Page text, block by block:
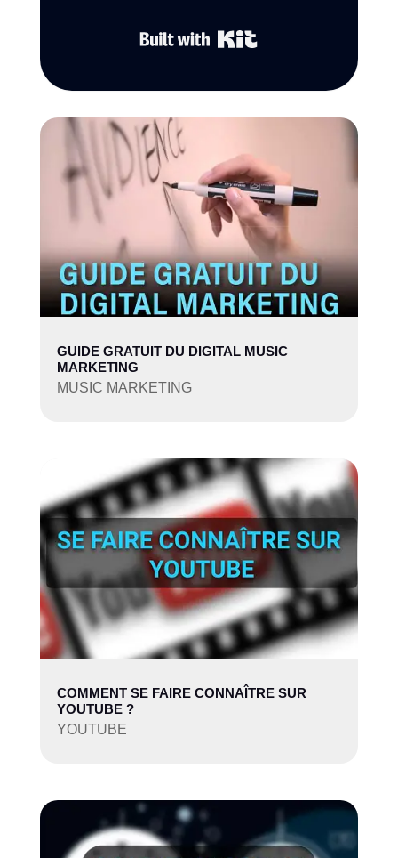
GUIDE GRATUIT DU DIGITAL MUSIC
MARKETING
MUSIC MARKETING
COMMENT SE FAIRE CONNAÎTRE SUR
YOUTUBE ?
YOUTUBE